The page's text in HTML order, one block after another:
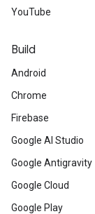
YouTube
Build
Android
Chrome
Firebase
Google AI Studio
Google Antigravity
Google Cloud
Google Play